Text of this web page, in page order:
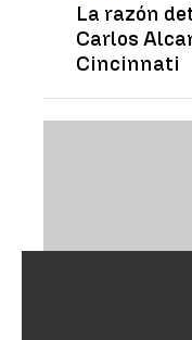
La razón
Carlos
Cincinnati